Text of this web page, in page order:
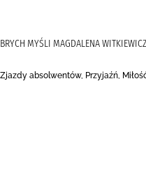
MYŚLI MAGDALENA
absolwentów, Przyjaźń,